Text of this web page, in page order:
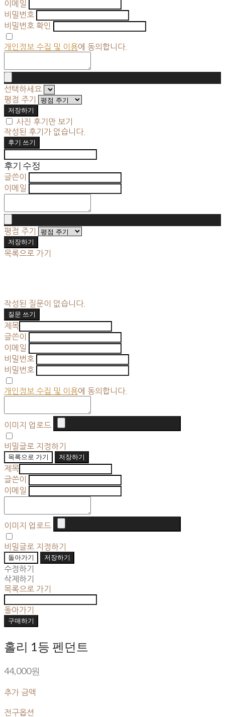
이메일
비밀번호
비밀번호 확인
개인정보 수집 및 이용에 동의합니다.
선택하세요
평점 주기
저장하기
사진 후기만 보기
작성된 후기가 없습니다.
후기 쓰기
후기 수정
글쓴이
이메일
평점 주기
저장하기
목록으로 가기
작성된 질문이 없습니다.
질문 쓰기
제목
글쓴이
이메일
비밀번호
비밀번호
개인정보 수집 및 이용에 동의합니다.
이미지 업로드
비밀글로 지정하기
목록으로 가기
저장하기
제목
글쓴이
이메일
이미지 업로드
비밀글로 지정하기
돌아가기
저장하기
수정하기
삭제하기
목록으로 가기
돌아가기
구매하기
홀리 1등 펜던트
44,000원
추가 금액
전구옵션